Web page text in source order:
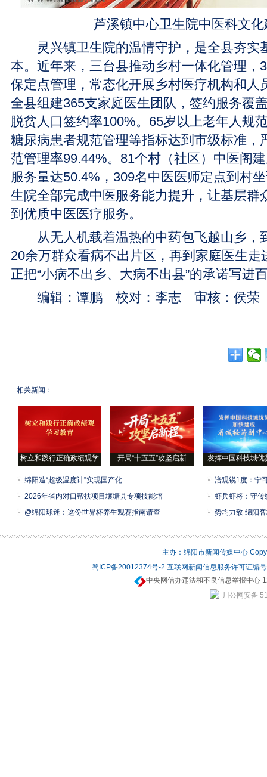
芦溪镇中心卫生院中医科文
灵兴镇卫生院的温情守护，是全县夯实
本。近年来，三台县推动乡村一体化管理，
保定点管理，常态化开展乡村医疗机构和人
全县组建365支家庭医生团队，签约服务覆
脱贫人口签约率100%。65岁以上老年人规
糖尿病患者规范管理等指标达到市级标准，
范管理率99.44%。81个村（社区）中医阁
服务量达50.4%，309名中医医师定点到村
生院全部完成中医服务能力提升，让基层群
到优质中医医疗服务。
从无人机载着温热的中药包飞越山乡，
20余万群众看病不出片区，再到家庭医生走
正把“小病不出乡、大病不出县”的承诺写进
编辑：谭鹏 校对：李志 审核：侯荣
相关新闻：
树立和践行正确政绩观学 开局“十五五”攻坚启新 发挥中国科技城优
绵阳造“超级温度计”实现国产化
涪观锐1度：宁
2026年省内对口帮扶项目壤塘县专项技能培
虾兵虾将：守传
@绵阳球迷：这份世界杯养生观赛指南请查
势均力敌 绵阳
主办：绵阳市新闻传媒中心
蜀ICP备20012374号-2 互联网新闻信息服务许可证编
中央网信办违法和不良信息举报中心
川公网安备